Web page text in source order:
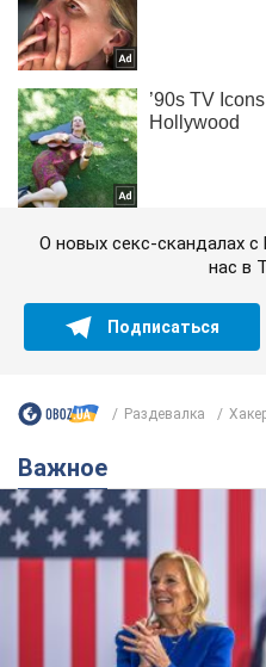
О новых секс-скандалах
нас в
Подписаться
Раздевалка
Важное